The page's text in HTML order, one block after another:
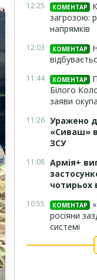
12:25 КОМЕНТАР
загрозою:
напрямків
12:03 КОМЕНТАР
11:44 КОМЕНТАР
Білого
заяви
11:26 Уражено
«Сиваш»
ЗСУ
11:08 Армія+
чотирьох
10:55 КОМЕНТАР
росіяни
системі